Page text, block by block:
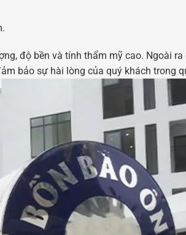
độ bền và tính thẩm mỹ cao. Ngoài
bảo sự hài lòng của quý khách trong